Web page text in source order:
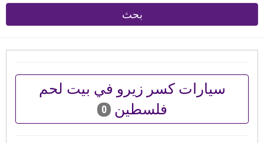
بحث
سيارات كسر زيرو في بيت لحم
فلسطين
0